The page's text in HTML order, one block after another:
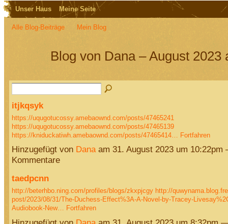
Unser Haus Meine Seite
Alle Blog-Beiträge Mein Blog
Blog von Dana – August
itjkqsyk
https://uqugotucossy.amebaownd.com/posts/47465241
https://uqugotucossy.amebaownd.com/posts/47465139
https://kniduckatiwh.amebaownd.com/posts/47465414…
Fortfahren
Hinzugefügt von Danaam 31. August 2023 um 10:22pm
Kommentare
taedpcnn
http://beterhbo.ning.com/profiles/blogs/zkxpjcgy http://
post/2023/08/31/The-Duchess-Effect%3A-A-Novel-by-Tracey-
Audiobook-New… Fortfahren